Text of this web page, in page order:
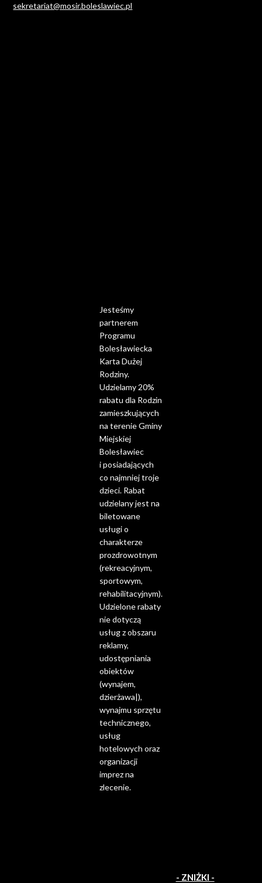
sekretariat@mosir.boleslawiec.pl
Jesteśmy
partnerem
Programu
Bolesławiecka
Karta Dużej
Rodziny.
Udzielamy 20%
rabatu dla Rodzin
zamieszkujących
na terenie Gminy
Miejskiej
Bolesławiec
i posiadających
co najmniej troje
dzieci. Rabat
udzielany jest na
biletowane
usługi o
charakterze
prozdrowotnym
(rekreacyjnym,
sportowym,
rehabilitacyjnym).
Udzielone rabaty
nie dotyczą
usług z obszaru
reklamy,
udostępniania
obiektów
(wynajem,
dzierżawa|),
wynajmu sprzętu
technicznego,
usług
hotelowych oraz
organizacji
imprez na
zlecenie.
- ZNIŻKI -